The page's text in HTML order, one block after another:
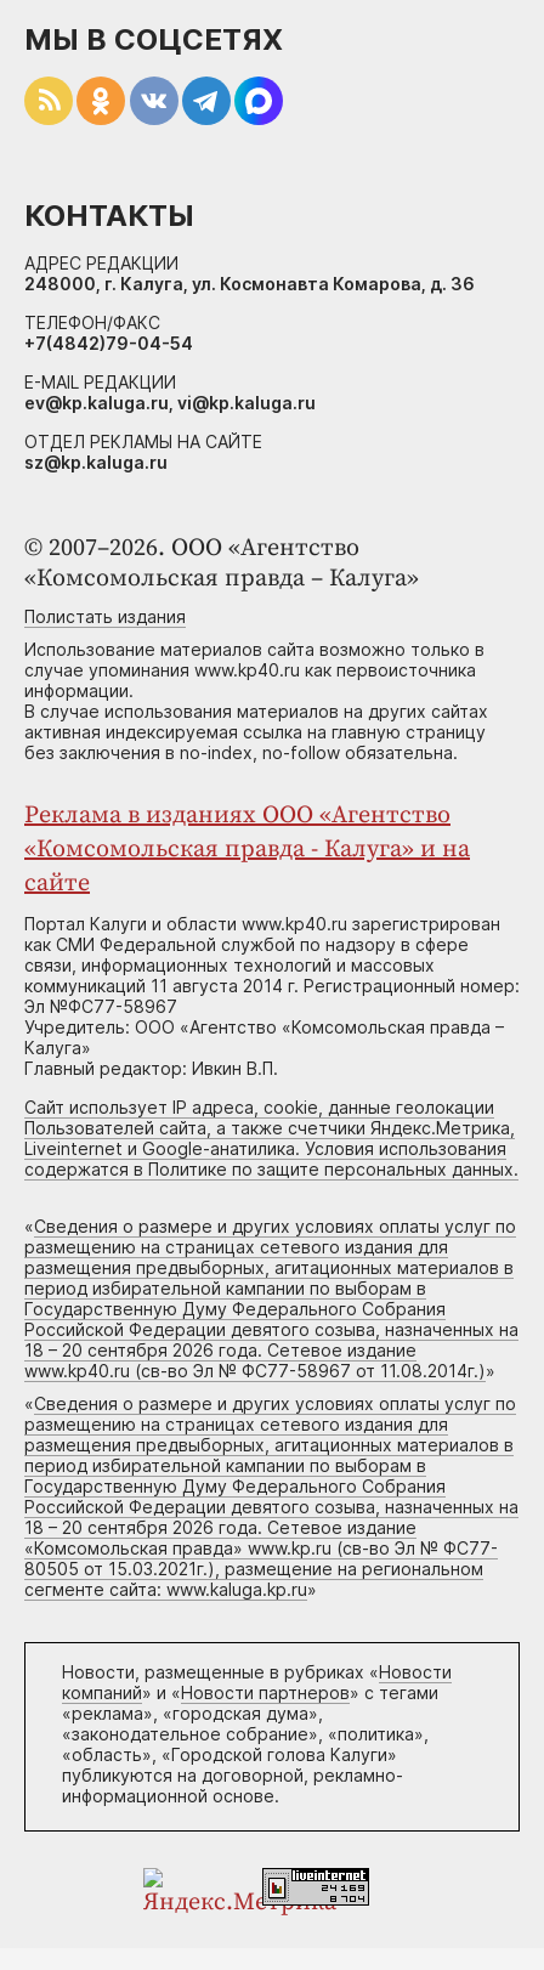
© 2007–2026. ООО «Агентство
«Комсомольская правда – Калуга»
Полистать издания
Использование материалов сайта возможно только в
случае упоминания www.kp40.ru как первоисточника
информации.
В случае использования материалов на других сайтах
активная индексируемая ссылка на главную страницу
без заключения в no-index, no-follow обязательна.
Реклама в изданиях ООО «Агентство
«Комсомольская правда - Калуга» и на
сайте
Портал Калуги и области www.kp40.ru зарегистрирован
как СМИ Федеральной службой по надзору в сфере
связи, информационных технологий и массовых
коммуникаций 11 августа 2014 г. Регистрационный номер:
Эл №ФС77-58967
Учредитель: ООО «Агентство «Комсомольская правда –
Калуга»
Главный редактор: Ивкин В.П.
Сайт использует IP адреса, cookie, данные геолокации
Пользователей сайта, а также счетчики Яндекс.Метрика,
Liveinternet и Google-анатилика. Условия использования
содержатся в Политике по защите персональных данных.
«Сведения о размере и других условиях оплаты услуг по
размещению на страницах сетевого издания для
размещения предвыборных, агитационных материалов в
период избирательной кампании по выборам в
Государственную Думу Федерального Собрания
Российской Федерации девятого созыва, назначенных на
18 – 20 сентября 2026 года. Сетевое издание
www.kp40.ru (св-во Эл № ФС77-58967 от 11.08.2014г.)»
«Сведения о размере и других условиях оплаты услуг по
размещению на страницах сетевого издания для
размещения предвыборных, агитационных материалов в
период избирательной кампании по выборам в
Государственную Думу Федерального Собрания
Российской Федерации девятого созыва, назначенных на
18 – 20 сентября 2026 года. Сетевое издание
«Комсомольская правда» www.kp.ru (св-во Эл № ФС77-
80505 от 15.03.2021г.), размещение на региональном
сегменте сайта: www.kaluga.kp.ru»
Новости, размещенные в рубриках «Новости
компаний» и «Новости партнеров» с тегами
«реклама», «городская дума»,
«законодательное собрание», «политика»,
«область», «Городской голова Калуги»
публикуются на договорной, рекламно-
информационной основе.
МЫ В СОЦСЕТЯХ
КОНТАКТЫ
АДРЕС РЕДАКЦИИ
248000, г. Калуга, ул. Космонавта Комарова, д. 36
ТЕЛЕФОН/ФАКС
+7(4842)79-04-54
E-MAIL РЕДАКЦИИ
ev@kp.kaluga.ru, vi@kp.kaluga.ru
ОТДЕЛ РЕКЛАМЫ НА САЙТЕ
sz@kp.kaluga.ru